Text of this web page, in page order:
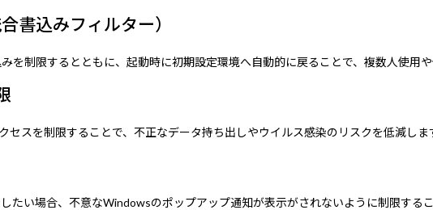
書込みフィルター）
を制限するとともに、起動時に初期設定環境へ自動的に戻ることで、複数人使用
スを制限することで、不正なデータ持ち出しやウイルス感染のリスクを低減しま
たい場合、不意なWindowsのポップアップ通知が表示がされないように制限するこ